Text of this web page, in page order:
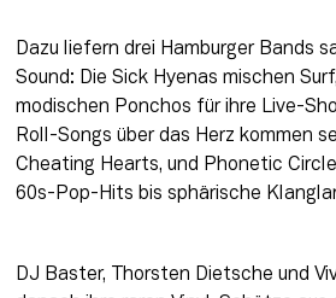
Dazu liefern drei Hamburger Bands
Sound: Die Sick Hyenas mischen
modischen Ponchos für ihre Live-
Roll-Songs über das Herz kommen
Cheating Hearts, und Phonetic
60s-Pop-Hits bis sphärische
DJ Baster, Thorsten Dietsche und